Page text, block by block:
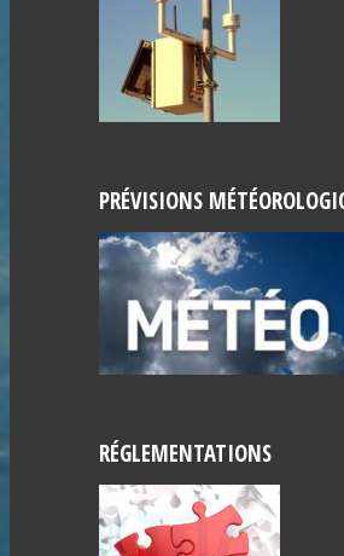
PRÉVISIONS
RÉGLEMENTATIONS